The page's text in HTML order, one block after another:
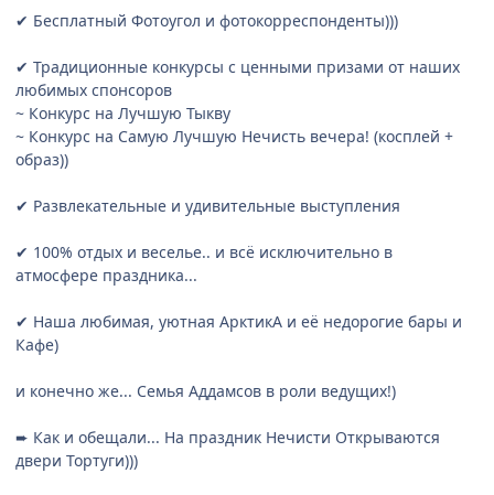
✔ Бесплатный Фотоугол и фотокорреспонденты)))
✔ Традиционные конкурсы с ценными призами от наших
любимых спонсоров
~ Конкурс на Лучшую Тыкву
~ Конкурс на Самую Лучшую Нечисть вечера! (косплей +
образ))
✔ Развлекательные и удивительные выступления
✔ 100% отдых и веселье.. и всё исключительно в
атмосфере праздника...
✔ Наша любимая, уютная АрктикА и её недорогие бары и
Кафе)
и конечно же... Семья Аддамсов в роли ведущих!)
➨ Как и обещали... На праздник Нечисти Открываются
двери Тортуги)))